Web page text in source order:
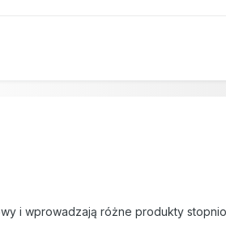
i wprowadzają różne produkty